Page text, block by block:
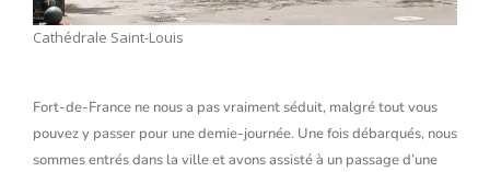
Cathédrale Saint-Louis
Fort-de-France ne nous a pas vraiment séduit, malgré tout vous
pouvez y passer pour une demie-journée. Une fois débarqués, nous
sommes entrés dans la ville et avons assisté à un passage d’une